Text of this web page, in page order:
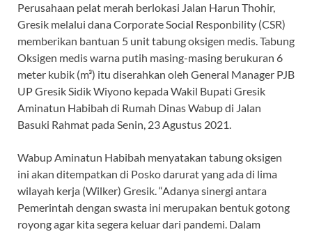
Perusahaan pelat merah berlokasi Jalan Harun Thohir,
Gresik melalui dana Corporate Social Responbility (CSR)
memberikan bantuan 5 unit tabung oksigen medis. Tabung
Oksigen medis warna putih masing-masing berukuran 6
meter kubik (m³) itu diserahkan oleh General Manager PJB
UP Gresik Sidik Wiyono kepada Wakil Bupati Gresik
Aminatun Habibah di Rumah Dinas Wabup di Jalan
Basuki Rahmat pada Senin, 23 Agustus 2021.
Wabup Aminatun Habibah menyatakan tabung oksigen
ini akan ditempatkan di Posko darurat yang ada di lima
wilayah kerja (Wilker) Gresik. “Adanya sinergi antara
Pemerintah dengan swasta ini merupakan bentuk gotong
royong agar kita segera keluar dari pandemi. Dalam